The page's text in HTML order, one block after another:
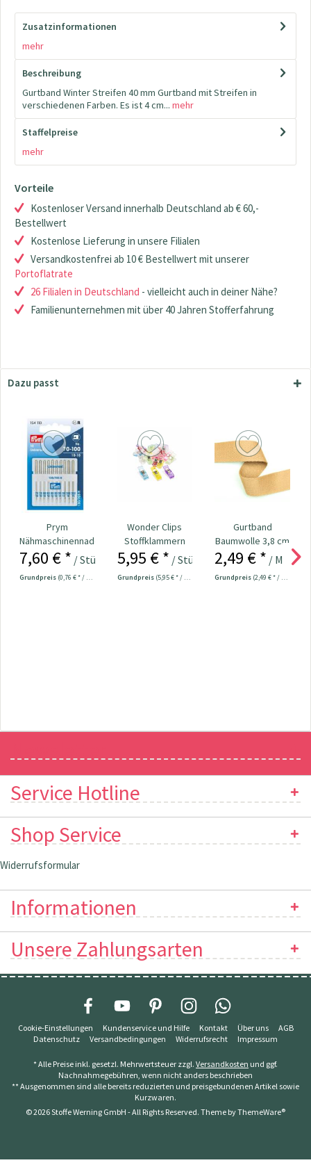
Zusatzinformationen
mehr
Beschreibung
Gurtband Winter Streifen 40 mm Gurtband mit Streifen in
verschiedenen Farben. Es ist 4 cm... mehr
Staffelpreise
mehr
Vorteile
Kostenloser Versand innerhalb Deutschland ab € 60,-
Bestellwert
Kostenlose Lieferung in unsere Filialen
Versandkostenfrei ab 10 € Bestellwert mit unserer
Portoflatrate
26 Filialen in Deutschland - vielleicht auch in deiner Nähe?
Familienunternehmen mit über 40 Jahren Stofferfahrung
Dazu passt
Prym
Nähmaschinennadeln
130/705
Universal...
7,60 € * / Stück
Grundpreis (0,76 € * / 1 Stück)
Wonder Clips
Stoffklammern
klein - 20 Stück
5,95 € * / Stück
Grundpreis (5,95 € * / 1 Stück)
Gurtband
Baumwolle 3,8 cm
breit beige
2,49 € * / Meter
Grundpreis (2,49 € * / 1 Meter)
Service Hotline
Shop Service
Widerrufsformular
Informationen
Unsere Zahlungsarten
Cookie-Einstellungen Kundenservice und Hilfe Kontakt Über uns
AGB
Datenschutz
Versandbedingungen Widerrufsrecht Impressum
* Alle Preise inkl. gesetzl. Mehrwertsteuer zzgl. Versandkosten und ggf.
Nachnahmegebühren, wenn nicht anders beschrieben
** Ausgenommen sind alle bereits reduzierten und preisgebundenen Artikel sowie
Kurzwaren.
© 2026 Stoffe Werning GmbH - All Rights Reserved. Theme byThemeWare®